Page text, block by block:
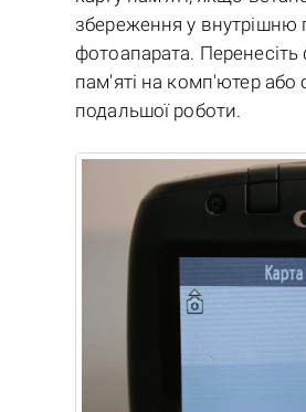
збереження у внутрішню
фотоапарата.
пам'яті на комп'ютер або
подальшої роботи.